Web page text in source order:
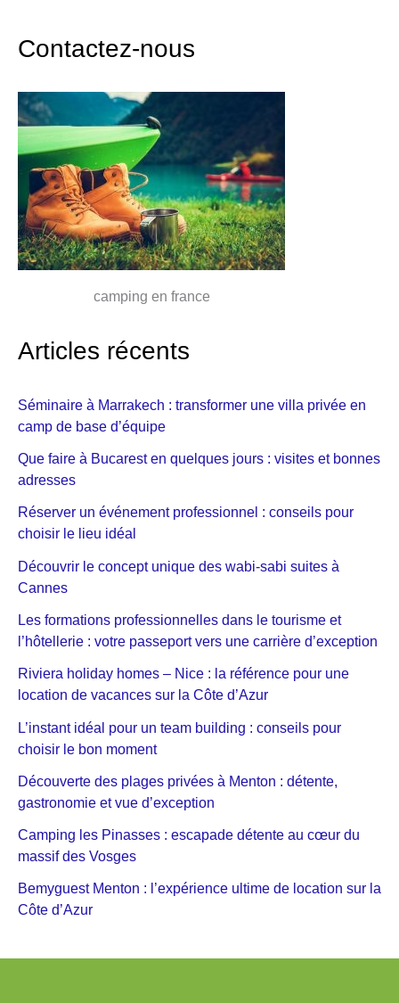
Contactez-nous
camping en france
Articles récents
Séminaire à Marrakech : transformer une villa privée en
camp de base d’équipe
Que faire à Bucarest en quelques jours : visites et bonnes
adresses
Réserver un événement professionnel : conseils pour
choisir le lieu idéal
Découvrir le concept unique des wabi-sabi suites à
Cannes
Les formations professionnelles dans le tourisme et
l’hôtellerie : votre passeport vers une carrière d’exception
Riviera holiday homes – Nice : la référence pour une
location de vacances sur la Côte d’Azur
L’instant idéal pour un team building : conseils pour
choisir le bon moment
Découverte des plages privées à Menton : détente,
gastronomie et vue d’exception
Camping les Pinasses : escapade détente au cœur du
massif des Vosges
Bemyguest Menton : l’expérience ultime de location sur la
Côte d’Azur